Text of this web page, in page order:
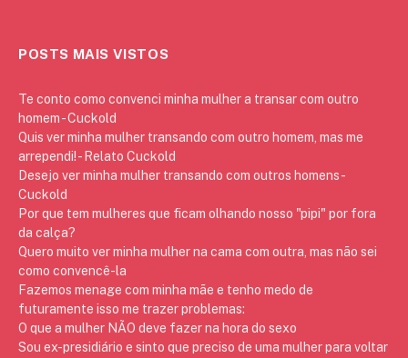
POSTS MAIS VISTOS
Te conto como convenci minha mulher a transar com outro
homem - Cuckold
Quis ver minha mulher transando com outro homem, mas me
arrependi! - Relato Cuckold
Desejo ver minha mulher transando com outros homens -
Cuckold
Por que tem mulheres que ficam olhando nosso "pipi" por fora
da calça?
Quero muito ver minha mulher na cama com outra, mas não sei
como convencê-la
Fazemos menage com minha mãe e tenho medo de
futuramente isso me trazer problemas:
O que a mulher NÃO deve fazer na hora do sexo
Sou ex-presidiário e sinto que preciso de uma mulher para voltar